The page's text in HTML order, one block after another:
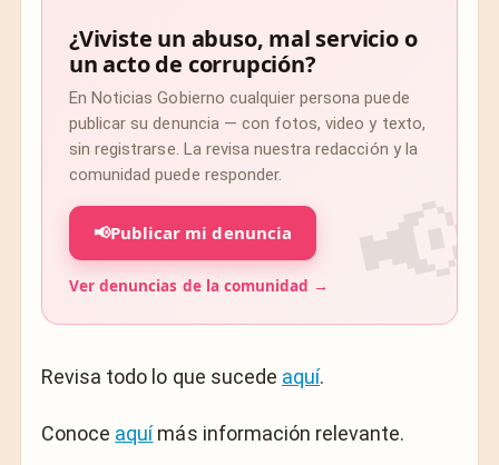
¿Viviste un abuso, mal servicio o
un acto de corrupción?
En Noticias Gobierno cualquier persona puede
publicar su denuncia — con fotos, video y texto,
sin registrarse. La revisa nuestra redacción y la
comunidad puede responder.
📢Publicar mi denuncia
Ver denuncias de la comunidad →
Revisa todo lo que sucede aquí.
Conoce aquímás información relevante.